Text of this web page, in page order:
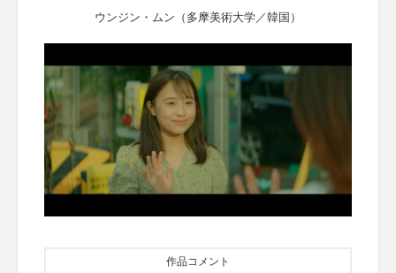
ウンジン・ムン（多摩美術大学／韓国）
作品コメント